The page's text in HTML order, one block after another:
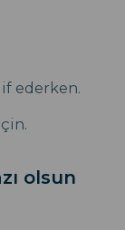
ederken.
olsun